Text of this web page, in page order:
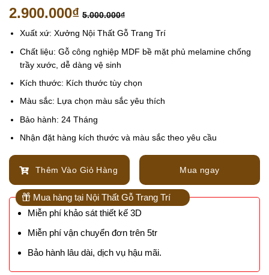
2.900.000₫ 5.000.000₫
Xuất xứ: Xưởng Nội Thất Gỗ Trang Trí
Chất liệu: Gỗ công nghiệp MDF bề mặt phủ melamine chống
trầy xước, dễ dàng vệ sinh
Kích thước: Kích thước tùy chọn
Màu sắc: Lựa chọn màu sắc yêu thích
Bảo hành: 24 Tháng
Nhận đặt hàng kích thước và màu sắc theo yêu cầu
Thêm Vào Giỏ Hàng Mua ngay
Mua hàng tại Nội Thất Gỗ Trang Trí
Miễn phí khảo sát thiết kế 3D
Miễn phí vận chuyển đơn trên 5tr
Bảo hành lâu dài, dịch vụ hậu mãi.